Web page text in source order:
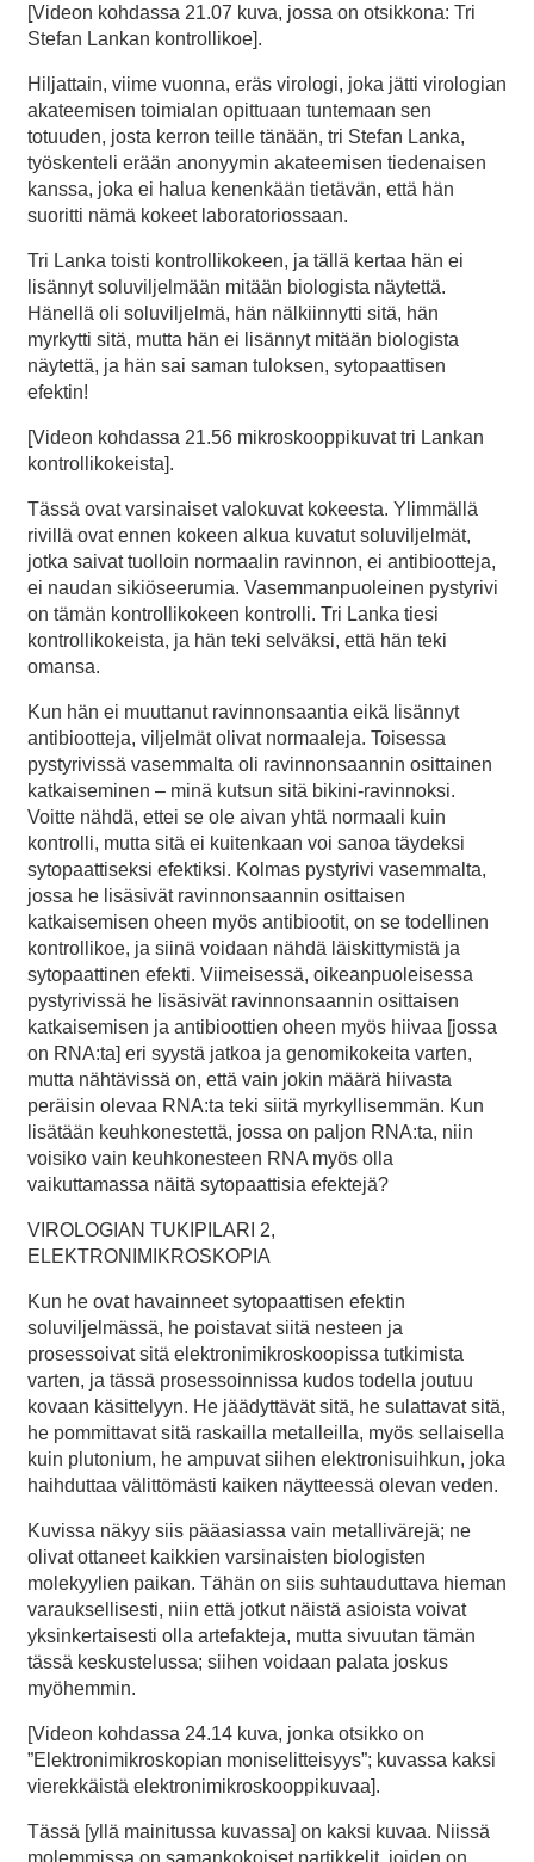
[Videon kohdassa 21.07 kuva, jossa on otsikkona: Tri
Stefan Lankan kontrollikoe].
Hiljattain, viime vuonna, eräs virologi, joka jätti virologian
akateemisen toimialan opittuaan tuntemaan sen
totuuden, josta kerron teille tänään, tri Stefan Lanka,
työskenteli erään anonyymin akateemisen tiedenaisen
kanssa, joka ei halua kenenkään tietävän, että hän
suoritti nämä kokeet laboratoriossaan.
Tri Lanka toisti kontrollikokeen, ja tällä kertaa hän ei
lisännyt soluviljelmään mitään biologista näytettä.
Hänellä oli soluviljelmä, hän nälkiinnytti sitä, hän
myrkytti sitä, mutta hän ei lisännyt mitään biologista
näytettä, ja hän sai saman tuloksen, sytopaattisen
efektin!
[Videon kohdassa 21.56 mikroskooppikuvat tri Lankan
kontrollikokeista].
Tässä ovat varsinaiset valokuvat kokeesta. Ylimmällä
rivillä ovat ennen kokeen alkua kuvatut soluviljelmät,
jotka saivat tuolloin normaalin ravinnon, ei antibiootteja,
ei naudan sikiöseerumia. Vasemmanpuoleinen pystyrivi
on tämän kontrollikokeen kontrolli. Tri Lanka tiesi
kontrollikokeista, ja hän teki selväksi, että hän teki
omansa.
Kun hän ei muuttanut ravinnonsaantia eikä lisännyt
antibiootteja, viljelmät olivat normaaleja. Toisessa
pystyrivissä vasemmalta oli ravinnonsaannin osittainen
katkaiseminen – minä kutsun sitä bikini-ravinnoksi.
Voitte nähdä, ettei se ole aivan yhtä normaali kuin
kontrolli, mutta sitä ei kuitenkaan voi sanoa täydeksi
sytopaattiseksi efektiksi. Kolmas pystyrivi vasemmalta,
jossa he lisäsivät ravinnonsaannin osittaisen
katkaisemisen oheen myös antibiootit, on se todellinen
kontrollikoe, ja siinä voidaan nähdä läiskittymistä ja
sytopaattinen efekti. Viimeisessä, oikeanpuoleisessa
pystyrivissä he lisäsivät ravinnonsaannin osittaisen
katkaisemisen ja antibioottien oheen myös hiivaa [jossa
on RNA:ta] eri syystä jatkoa ja genomikokeita varten,
mutta nähtävissä on, että vain jokin määrä hiivasta
peräisin olevaa RNA:ta teki siitä myrkyllisemmän. Kun
lisätään keuhkonestettä, jossa on paljon RNA:ta, niin
voisiko vain keuhkonesteen RNA myös olla
vaikuttamassa näitä sytopaattisia efektejä?
VIROLOGIAN TUKIPILARI 2,
ELEKTRONIMIKROSKOPIA
Kun he ovat havainneet sytopaattisen efektin
soluviljelmässä, he poistavat siitä nesteen ja
prosessoivat sitä elektronimikroskoopissa tutkimista
varten, ja tässä prosessoinnissa kudos todella joutuu
kovaan käsittelyyn. He jäädyttävät sitä, he sulattavat sitä,
he pommittavat sitä raskailla metalleilla, myös sellaisella
kuin plutonium, he ampuvat siihen elektronisuihkun, joka
haihduttaa välittömästi kaiken näytteessä olevan veden.
Kuvissa näkyy siis pääasiassa vain metallivärejä; ne
olivat ottaneet kaikkien varsinaisten biologisten
molekyylien paikan. Tähän on siis suhtauduttava hieman
varauksellisesti, niin että jotkut näistä asioista voivat
yksinkertaisesti olla artefakteja, mutta sivuutan tämän
tässä keskustelussa; siihen voidaan palata joskus
myöhemmin.
[Videon kohdassa 24.14 kuva, jonka otsikko on
”Elektronimikroskopian moniselitteisyys”; kuvassa kaksi
vierekkäistä elektronimikroskooppikuvaa].
Tässä [yllä mainitussa kuvassa] on kaksi kuvaa. Niissä
molemmissa on samankokoiset partikkelit, joiden on